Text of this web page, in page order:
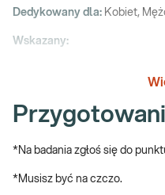
Dedykowany dla: Kobiet,
Wskazany:
(problemy z pamięcią,
problemy z planowaniem i
terenie i czasie, mylenie i
→ jako badanie
*Na badania zgłoś się do
*Musisz być na czczo.